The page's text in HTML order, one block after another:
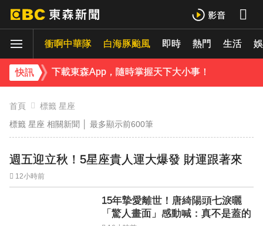
衝啊中華隊 白海豚颱風 即時 熱門 生活
快訊
下載東森App，隨時掌握天下大小事！
《理財達人秀》X 安聯投信免費講座報名中！搶先卡位 2027
下載東森App，隨時掌握天下大小事！
首頁
標籤 星座
標籤 星座 相關新聞 │ 最多顯示前600筆
週五迎立秋！5星座貴人運大爆發 財運跟著來
12小時前
15年摯愛離世！唐綺陽頭七淚曬
「驚人畫面」感動喊：真不是蓋的